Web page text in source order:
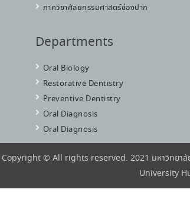
ภาควิชาศัลยกรรมศาสตร์ช่องปาก
Departments
Oral Biology
Restorative Dentistry
Preventive Dentistry
Oral Diagnosis
Oral Diagnosis
Copyright © All rights reserved. 2021 มหาวิทยา
University